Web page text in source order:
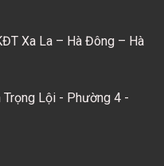
Xa La – Hà Đông – Hà
Trọng Lội - Phường 4 -